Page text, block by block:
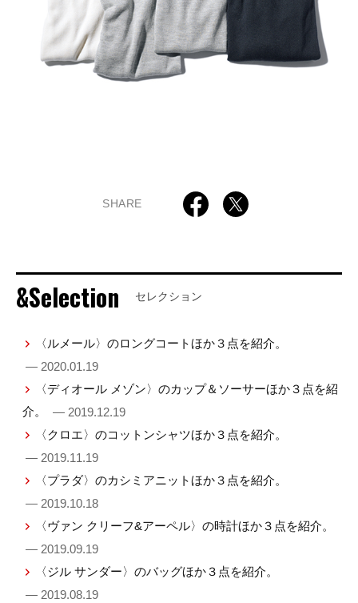
SHARE
&Selection セレクション
〈ルメール〉のロングコートほか３点を紹介。
— 2020.01.19
〈ディオール メゾン〉のカップ＆ソーサーほか３点を紹
介。
— 2019.12.19
〈クロエ〉のコットンシャツほか３点を紹介。
— 2019.11.19
〈プラダ〉のカシミアニットほか３点を紹介。
— 2019.10.18
〈ヴァン クリーフ&アーペル〉の時計ほか３点を紹介。
— 2019.09.19
〈ジル サンダー〉のバッグほか３点を紹介。
— 2019.08.19